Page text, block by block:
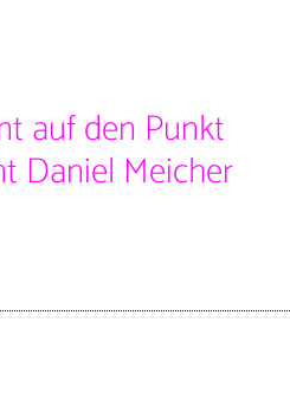
auf den Punkt
Daniel Meicher